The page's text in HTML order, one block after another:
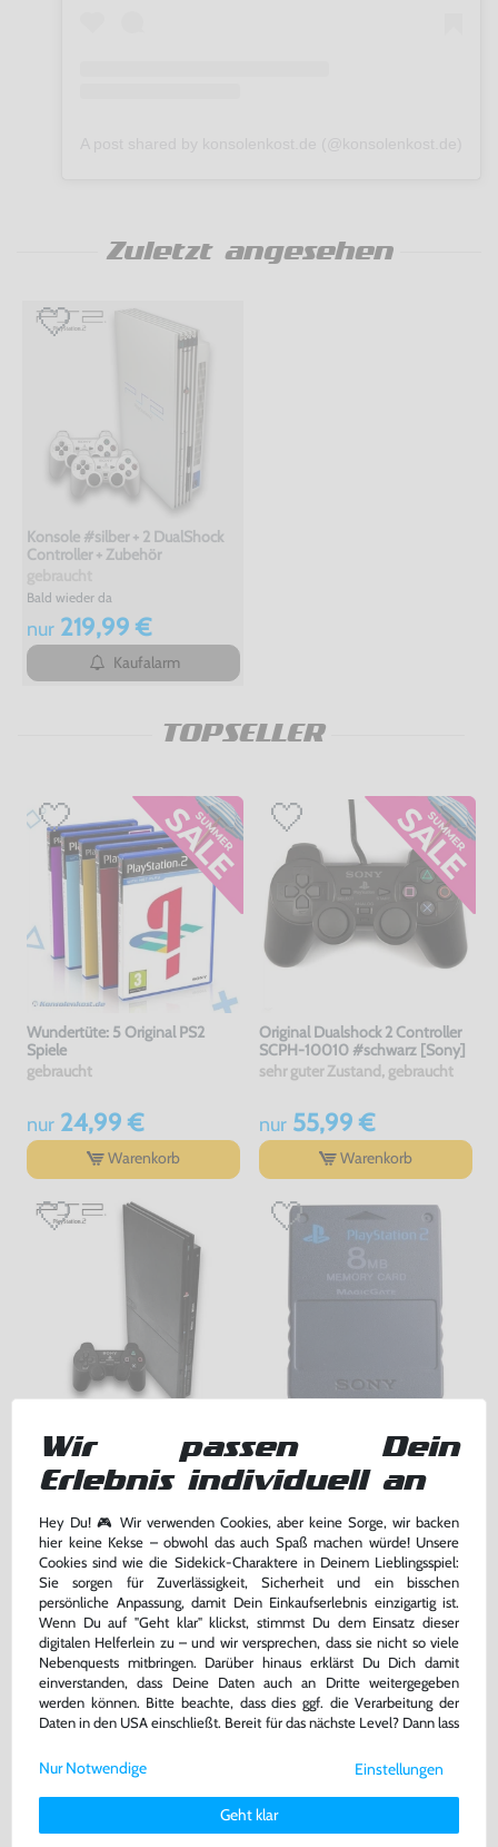
Zuletzt angesehen
Konsole #silber + 2 DualShock
Controller + Zubehör
Bald wieder da
nur219,99 €
Kaufalarm
TOPSELLER
Wundertüte: 5 Original PS2
Spiele
gebraucht
nur24,99 €
Warenkorb
Original Dualshock 2 Controller
SCPH-10010 #schwarz [Sony]
sehr guter Zustand, gebraucht
nur55,99 €
Warenkorb
Original Sony DualShock
Controller
gebraucht
nur169,99 €
Warenkorb
Memorycard / Speicherkarte 8
MB #schwarz [Sony]
gebraucht, NEUWERTIG
nur22,99 €
Warenkorb
DAS HABEN ANDERE DAZU
GEKAUFT
Wir passen Dein
Erlebnis individuell an
Hey Du! 🎮 Wir verwenden Cookies, aber keine Sorge, wir backen
hier keine Kekse – obwohl das auch Spaß machen würde! Unsere
Cookies sind wie die Sidekick-Charaktere in Deinem Lieblingsspiel:
Sie sorgen für Zuverlässigkeit, Sicherheit und ein bisschen
persönliche Anpassung, damit Dein Einkaufserlebnis einzigartig ist.
Wenn Du auf "Geht klar" klickst, stimmst Du dem Einsatz dieser
digitalen Helferlein zu – und wir versprechen, dass sie nicht so viele
Nebenquests mitbringen. Darüber hinaus erklärst Du Dich damit
einverstanden, dass Deine Daten auch an Dritte weitergegeben
werden können. Bitte beachte, dass dies ggf. die Verarbeitung der
Daten in den USA einschließt. Bereit für das nächste Level? Dann lass
Weitere Informationen zu den von uns verwendeten Cookies und
Deinen Rechten als Nutzer findest Du in unsererDaten­schutz­
Impressum.
Einstellungen
Geht klar
Nur Notwendige